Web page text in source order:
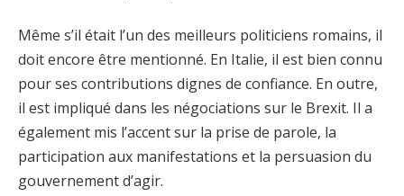
Même s’il était l’un des meilleurs politiciens romains, il
doit encore être mentionné. En Italie, il est bien connu
pour ses contributions dignes de confiance. En outre,
il est impliqué dans les négociations sur le Brexit. Il a
également mis l’accent sur la prise de parole, la
participation aux manifestations et la persuasion du
gouvernement d’agir.